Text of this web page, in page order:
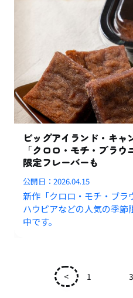
ビッグアイランド・キャ
「クロロ・モチ・ブラ
限定フレーバーも
公開日：2026.04.15
新作「クロロ・モチ・ブラ
ハウピアなどの人気の季節
中です。
< 1 3